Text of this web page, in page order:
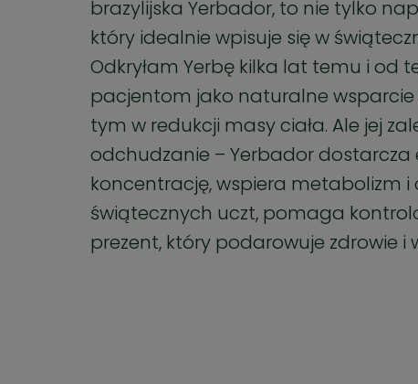
brazylijska Yerbador, to nie tylko
który idealnie wpisuje się w
Odkryłam Yerbę kilka lat temu i od
pacjentom jako naturalne
tym w redukcji masy ciała. Ale jej
odchudzanie – Yerbador dostarcza
koncentrację, wspiera metabolizm i
świątecznych uczt, pomaga
prezent, który podarowuje zdrowie i